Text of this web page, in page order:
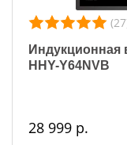
Индукционная
HHY-Y64NVB
28 999 р.